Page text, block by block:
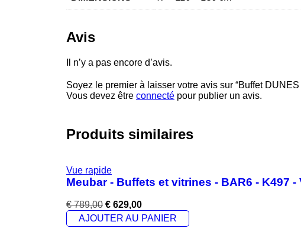
Avis
Il n’y a pas encore d’avis.
Soyez le premier à laisser votre avis sur “Buffet
Vous devez être connecté pour publier un avis.
Produits similaires
Vue rapide
Meubar - Buffets et vitrines - BAR6 - K497
€789,00 € 629,00
AJOUTER AU PANIER